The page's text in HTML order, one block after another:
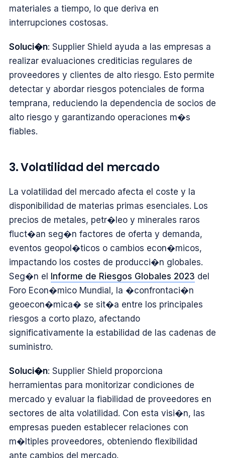
materiales a tiempo, lo que deriva en
interrupciones costosas.
Soluci�n: Supplier Shield ayuda a las empresas a
realizar evaluaciones crediticias regulares de
proveedores y clientes de alto riesgo. Esto permite
detectar y abordar riesgos potenciales de forma
temprana, reduciendo la dependencia de socios de
alto riesgo y garantizando operaciones m�s
fiables.
3. Volatilidad del mercado
La volatilidad del mercado afecta el coste y la
disponibilidad de materias primas esenciales. Los
precios de metales, petr�leo y minerales raros
fluct�an seg�n factores de oferta y demanda,
eventos geopol�ticos o cambios econ�micos,
impactando los costes de producci�n globales.
Seg�n el Informe de Riesgos Globales 2023 del
Foro Econ�mico Mundial, la �confrontaci�n
geoecon�mica� se sit�a entre los principales
riesgos a corto plazo, afectando
significativamente la estabilidad de las cadenas de
suministro.
Soluci�n: Supplier Shield proporciona
herramientas para monitorizar condiciones de
mercado y evaluar la fiabilidad de proveedores en
sectores de alta volatilidad. Con esta visi�n, las
empresas pueden establecer relaciones con
m�ltiples proveedores, obteniendo flexibilidad
ante cambios del mercado.